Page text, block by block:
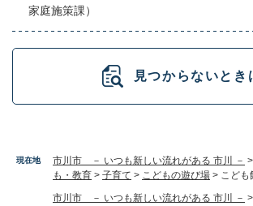
現在地 市川市 － いつも新しい流れがある 市川 － >
も・教育 > 子育て > こどもの遊び場 > こども
市川市 － いつも新しい流れがある 市川 － >
家庭施策課）
見つからないとき